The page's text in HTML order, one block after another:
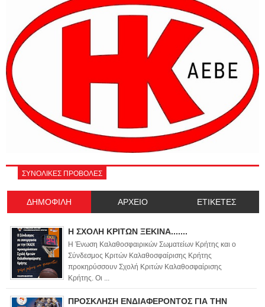
ΣΥΝΟΛΙΚΕΣ ΠΡΟΒΟΛΕΣ
ΔΗΜΟΦΙΛΗ ΑΡΧΕΙΟ ΕΤΙΚΕΤΕΣ
Η ΣΧΟΛΗ ΚΡΙΤΩΝ ΞΕΚΙΝΑ.......
Η Ένωση Καλαθοσφαιρικών Σωματείων Κρήτης και ο
Σύνδεσμος Κριτών Καλαθοσφαίρισης Κρήτης
προκηρύσσουν Σχολή Κριτών Καλαθοσφαίρισης
Κρήτης. Οι ...
ΠΡΟΣΚΛΗΣΗ ΕΝΔΙΑΦΕΡΟΝΤΟΣ ΓΙΑ ΤΗΝ